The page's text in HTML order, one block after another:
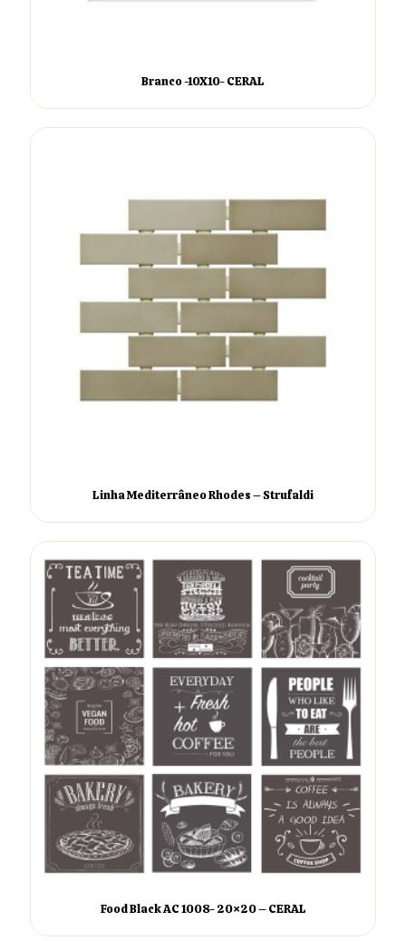
Branco -10X10- CERAL
Linha Mediterrâneo Rhodes – Strufaldi
Food Black AC 1008- 20×20 – CERAL